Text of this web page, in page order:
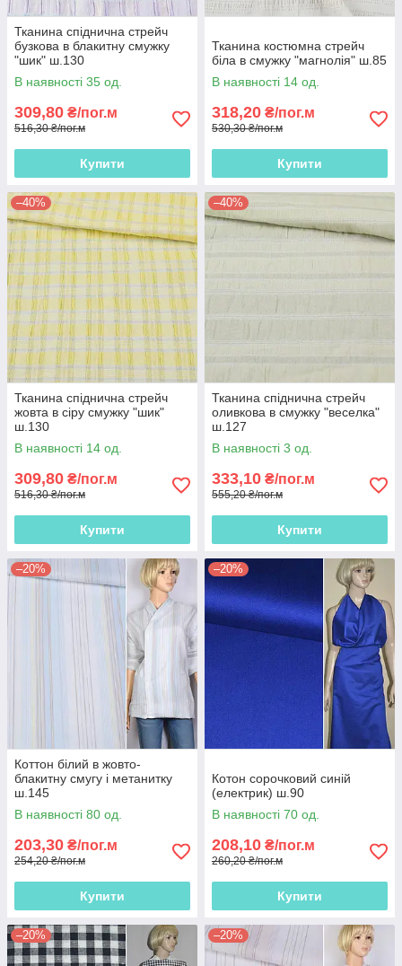
Тканина спіднична стрейч
бузкова в блакитну смужку
"шик" ш.130
В наявності 35 од.
309,80 ₴/пог.м
516,30 ₴/пог.м
Купити
Тканина костюмна стрейч
біла в смужку "магнолія" ш.85
В наявності 14 од.
318,20 ₴/пог.м
530,30 ₴/пог.м
Купити
–40%
Тканина спіднична стрейч
жовта в сіру смужку "шик"
ш.130
В наявності 14 од.
309,80 ₴/пог.м
516,30 ₴/пог.м
Купити
–40%
Тканина спіднична стрейч
оливкова в смужку "веселка"
ш.127
В наявності 3 од.
333,10 ₴/пог.м
555,20 ₴/пог.м
Купити
–20%
Коттон білий в жовто-
блакитну смугу і метанитку
ш.145
В наявності 80 од.
203,30 ₴/пог.м
254,20 ₴/пог.м
Купити
–20%
Котон сорочковий синій
(електрик) ш.90
В наявності 70 од.
208,10 ₴/пог.м
260,20 ₴/пог.м
Купити
–20% –20%